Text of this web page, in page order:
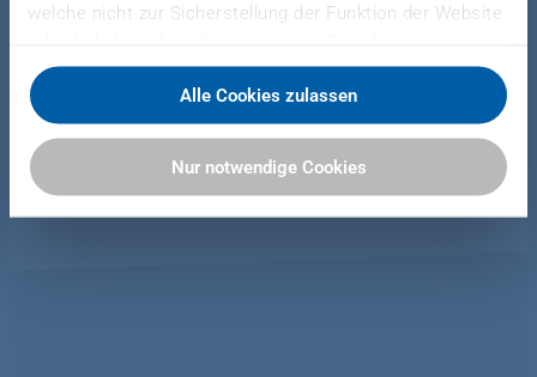
welche nicht zur Sicherstellung der Funktion der Website
Dieffenbacher arbeitet hierfür mit Drittanbietern
zusammen und teilt Daten zu Ihrer Nutzung unserer
Website mit diesen. Sie können auswählen, ob Sie alle
Cookies akzeptieren oder nur notwendige Cookies
zulassen. Sie können Ihre Einwilligung zur Verwendung
von Cookies jederzeit in unserer Datenschutzerklärung
Alle Cookies zulassen
Nur notwendige Cookies
References Metal